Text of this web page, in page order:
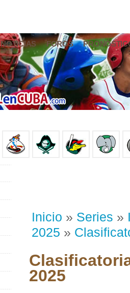
NOTICIAS FOROS
Inicio » Series »
2025 »
2025